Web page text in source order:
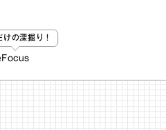
けの深掘り！
Focus